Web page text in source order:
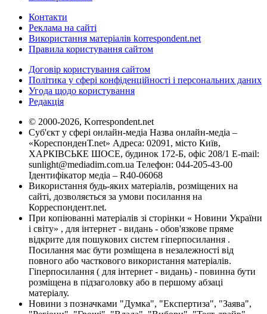
Контакти
Реклама на сайті
Використання матеріалів korrespondent.net
Правила користування сайтом
Договір користування сайтом
Політика у сфері конфіденційності і персональних даних
Угода щодо користування
Редакція
© 2000-2026, Korrespondent.net
Суб'єкт у сфері онлайн-медіа Назва онлайн-медіа –
«КореспонденТ.net» Адреса: 02091, місто Київ,
ХАРКІВСЬКЕ ШОСЕ, будинок 172-Б, офіс 208/1 E-mail:
sunlight@mediadim.com.ua Телефон: 044-205-43-00
Ідентифікатор медіа – R40-06068
Використання будь-яких матеріалів, розміщених на
сайті, дозволяється за умови посилання на
Корреспондент.net.
При копіюванні матеріалів зі сторінки « Новини України
і світу» , для інтернет - видань - обов'язкове пряме
відкрите для пошукових систем гіперпосилання .
Посилання має бути розміщена в незалежності від
повного або часткового використання матеріалів.
Гіперпосилання ( для інтернет - видань) - повинна бути
розміщена в підзаголовку або в першому абзаці
матеріалу.
Новини з позначками "Думка", "Експертиза", "Заява",